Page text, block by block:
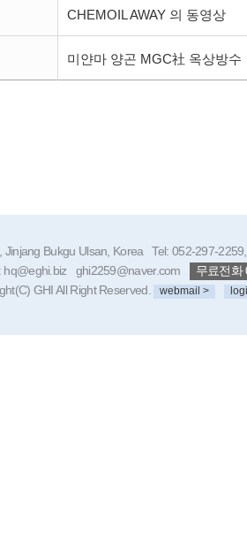
CHEMOIL AWAY 의 동영상
미얀마 양곤 MGC社 옥상방수
Jinjang Bukgu Ulsan, Korea Tel: 052-297-
hq@eghi.biz ghi2259@naver.com
무료전화
GHI All Right Reserved.
webmail >